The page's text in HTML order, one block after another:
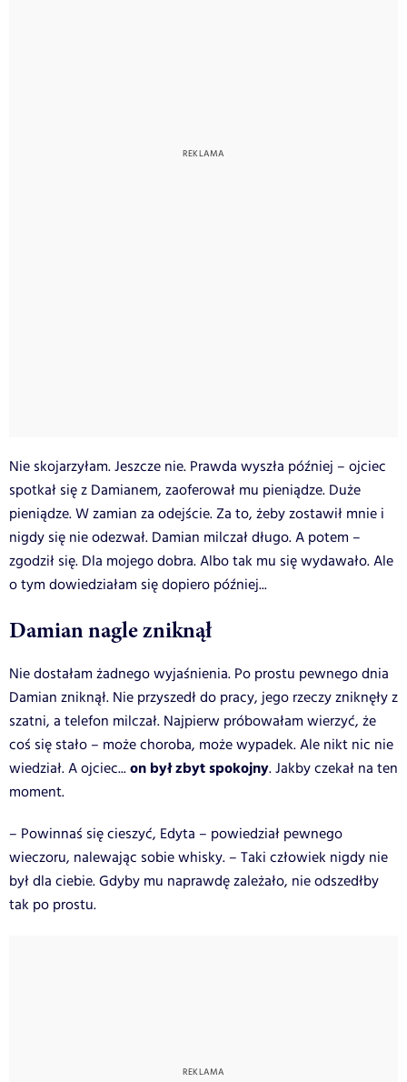
Nie skojarzyłam. Jeszcze nie. Prawda wyszła później – ojciec
spotkał się z Damianem, zaoferował mu pieniądze. Duże
pieniądze. W zamian za odejście. Za to, żeby zostawił mnie i
nigdy się nie odezwał. Damian milczał długo. A potem –
zgodził się. Dla mojego dobra. Albo tak mu się wydawało. Ale
o tym dowiedziałam się dopiero później...
Damian nagle zniknął
Nie dostałam żadnego wyjaśnienia. Po prostu pewnego dnia
Damian zniknął. Nie przyszedł do pracy, jego rzeczy zniknęły z
szatni, a telefon milczał. Najpierw próbowałam wierzyć, że
coś się stało – może choroba, może wypadek. Ale nikt nic nie
wiedział. A ojciec...on był zbyt spokojny. Jakby czekał na ten
moment.
– Powinnaś się cieszyć, Edyta – powiedział pewnego
wieczoru, nalewając sobie whisky. – Taki człowiek nigdy nie
był dla ciebie. Gdyby mu naprawdę zależało, nie odszedłby
tak po prostu.